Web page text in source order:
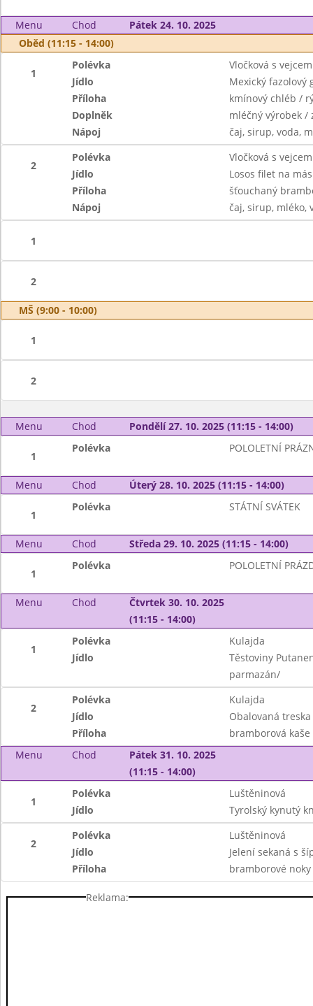
Menu Chod
Pátek 24. 10. 2025
Oběd (11:15 - 14:00)
1
Polévka
Vločková s vejcem
Jídlo
Mexický fazolový
Příloha
kmínový chléb /
Doplněk
mléčný výrobek /
Nápoj
čaj, sirup, voda,
2
Polévka
Vločková s vejcem
Jídlo
Losos filet na
Příloha
šťouchaný
Nápoj
čaj, sirup, mléko,
1
2
MŠ (9:00 - 10:00)
1
2
Menu Chod Pondělí 27. 10. 2025 (11:15 - 14:00)
1
Polévka POLOLETNÍ
Menu Chod Úterý 28. 10. 2025 (11:15 - 14:00)
1
Polévka STÁTNÍ SVÁTEK
Menu Chod Středa 29. 10. 2025 (11:15 - 14:00)
1
Polévka POLOLETNÍ
Menu Chod
Čtvrtek 30. 10. 2025
(11:15 - 14:00)
1
Polévka
Kulajda
Jídlo
Těstoviny
parmazán/
2
Polévka
Kulajda
Jídlo
Obalovaná
Příloha
bramborová kaše
Menu
Chod
Pátek 31. 10. 2025
(11:15 - 14:00)
1
Polévka
Luštěninová
Jídlo
Tyrolský kynutý
2
Polévka
Luštěninová
Jídlo
Jelení sekaná s
Příloha
bramborové noky
Reklama: